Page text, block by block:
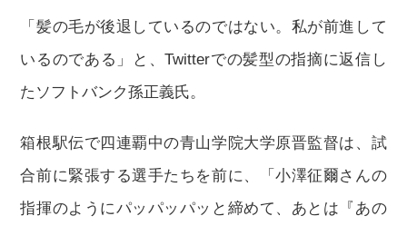
「髪の毛が後退しているのではない。私が前進して
いるのである」と、Twitterでの髪型の指摘に返信し
たソフトバンク孫正義氏。
箱根駅伝で四連覇中の青山学院大学原晋監督は、試
合前に緊張する選手たちを前に、「小澤征爾さんの
指揮のようにパッパッパッと締めて、あとは『あの